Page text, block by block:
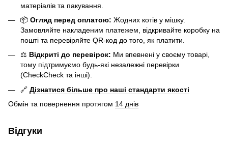
матеріалів та пакування.
📦 Огляд перед оплатою: Жодних котів у мішку.
Замовляйте накладеним платежем, відкривайте коробку на
пошті та перевіряйте QR-код до того, як платити.
⚖️ Відкриті до перевірок: Ми впевнені у своєму товарі,
тому підтримуємо будь-які незалежні перевірки
(CheckCheck та інші).
🔗 Дізнатися більше про наші стандарти якості
Обмін та повернення протягом 14 днів
Відгуки